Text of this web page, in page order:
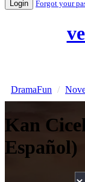
Login Forgot your
DramaFun
Kan
Español)